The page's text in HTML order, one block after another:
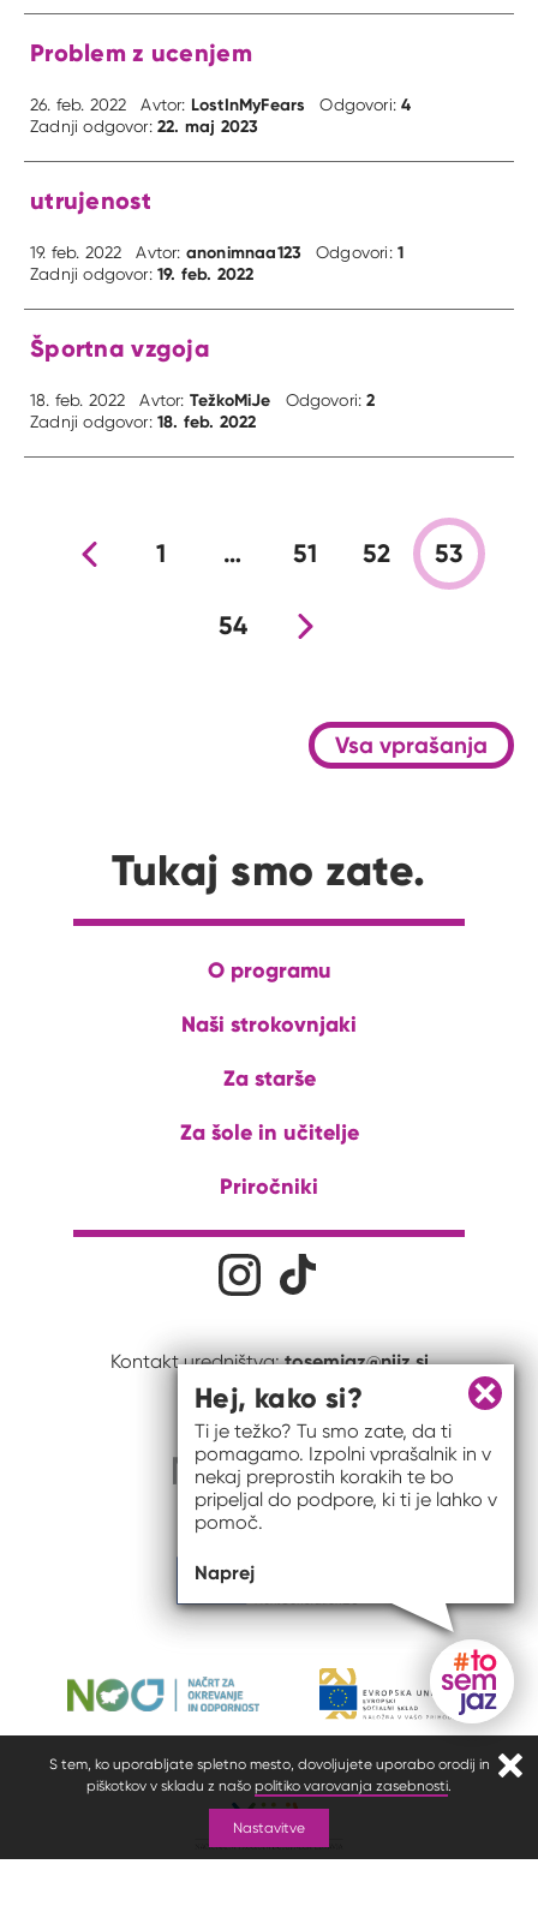
S tem, ko uporabljate spletno mesto, dovoljujete uporabo orodij in
piškotkov v skladu z našo politiko varovanja zasebnosti.
Nastavitve
Problem z ucenjem
26. feb. 2022 Avtor: LostInMyFears Odgovori:4
Zadnji odgovor:22. maj 2023
utrujenost
19. feb. 2022 Avtor: anonimnaa123 Odgovori:1
Zadnji odgovor:19. feb. 2022
Športna vzgoja
18. feb. 2022 Avtor: TežkoMiJe Odgovori:2
Zadnji odgovor:18. feb. 2022
Prejšnja stran
1 … 51 52 53
54Nova stran
Vsa vprašanja
Tukaj smo zate.
O programu
Naši strokovnjaki
Za starše
Za šole in učitelje
Priročniki
Družabna omrežjaNa naš Instagram profil
Kontakt uredništva:tosemjaz@nijz.si
Gumb
Zapri
Hej, kako si?
Ti je težko? Tu smo zate, da ti
pomagamo. Izpolni vprašalnik in v
nekaj preprostih korakih te bo
pripeljal do podpore, ki ti je lahko v
pomoč.
Naprej